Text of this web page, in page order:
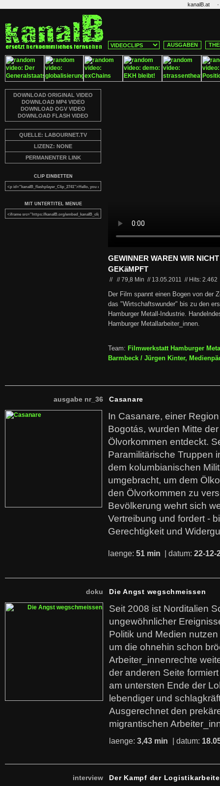
kanalB.at ·
AUSGABEN
DOWNLOAD ORIGINAL VIDEO
DOWNLOAD MP4 VIDEO
DOWNLOAD OGV VIDEO
DOWNLOAD FLASH VIDEO
QUELLE: LABOURNET.TV
LIZENZ: NONE
PERMANENTER LINK
CLIP EINBETTEN
MIT UNTERTITEL MENUE
GEWINNER WAREN WIR
GEKäMPFT
// //79,8 Min // 13.05.2011 // Hits: 2.462
Der Film spannt einen Bogen von der
das "Wirtschaftswunder" bis zu den
Hamburger Metall-Industrie.
Hamburger Metallarbeiter_innen.
Team: Filmwerkstatt Hamburger
Barmbeck / Jürgen Kinter,
ausgabe nr_36 Casanare
In Casanare, einer
Bogotás, wurden Mitte
Ölvorkommen entdeckt.
Paramilitärische Truppen
dem kolumbianischen
umgebracht, um dem
den Ölvorkommen zu
Bevölkerung wehrt sich
Vertreibung und fordert -
Gerechtigkeit und
laenge: 51 min | datum: 22-12-
doku Die Angst wegschmeissen
Seit 2008 ist Norditalien
ungewöhnlicher
Politik und Medien
um die ohnehin schon
Arbeiter_innenrechte
der anderen Seite
am untersten Ende der
lebendiger und
Ausgerechnet den
migrantischen
laenge: 3,43 min | datum:
interview Der Kampf der